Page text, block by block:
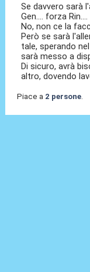
Se davvero sarà
Gen.... forza
No, non ce la
Però se sarà
tale, sperando
sarà messo a
Di sicuro, avrà
altro, dovendo
Piace a 2 persone.